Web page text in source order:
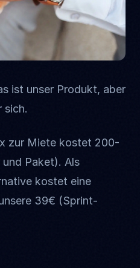
ist unser Produkt, aber
sich.
zur Miete kostet 200-
Paket). Als
kostet eine
39€ (Sprint-